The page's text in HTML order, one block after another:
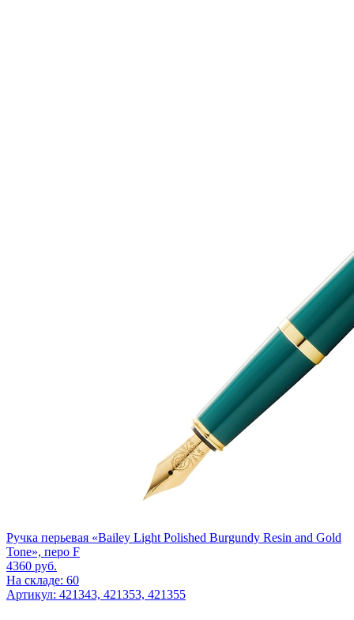
Ручка перьевая «Bailey Light Polished Burgundy Resin and Gold
Tone», перо F
4360 руб.
На складе: 60
Артикул: 421343, 421353, 421355